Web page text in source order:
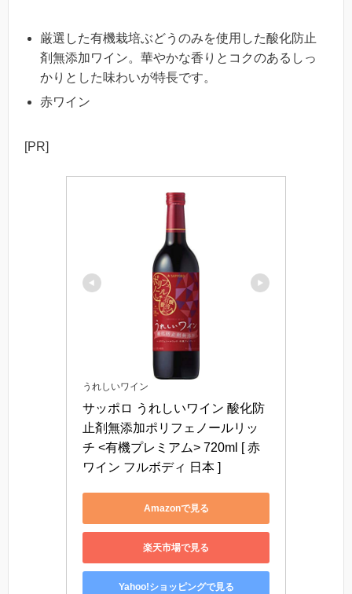
厳選した有機栽培ぶどうのみを使用した酸化防止
剤無添加ワイン。華やかな香りとコクのあるしっ
かりとした味わいが特長です。
赤ワイン
[PR]
うれしいワイン
サッポロ うれしいワイン 酸化防
止剤無添加ポリフェノールリッ
チ <有機プレミアム> 720ml [ 赤
ワイン フルボディ 日本 ]
Amazonで見る
楽天市場で見る
Yahoo!ショッピングで見る